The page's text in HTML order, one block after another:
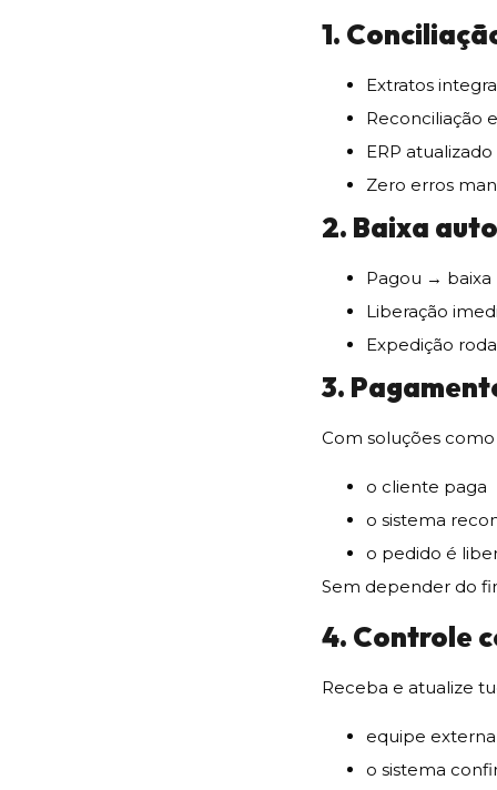
1.
Extratos
Reconciliação
ERP
Zero erros
2. Baixa
Pagou → baixa
Liberação
Expedição
3.
Com soluções
o cliente paga
o sistema
o pedido é
Sem depender do
4. Controle
Receba e atualize
equipe
o sistema